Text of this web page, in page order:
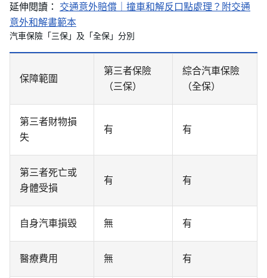
延伸閱讀： 交通意外賠償｜撞車和解反口點處理？附交通
意外和解書範本
汽車保險「三保」及「全保」分別
保障範圍
第三者保險
（三保）
綜合汽車保險
（全保）
第三者財物損
失
有 有
第三者死亡或
身體受損
有 有
自身汽車損毀 無 有
醫療費用 無 有